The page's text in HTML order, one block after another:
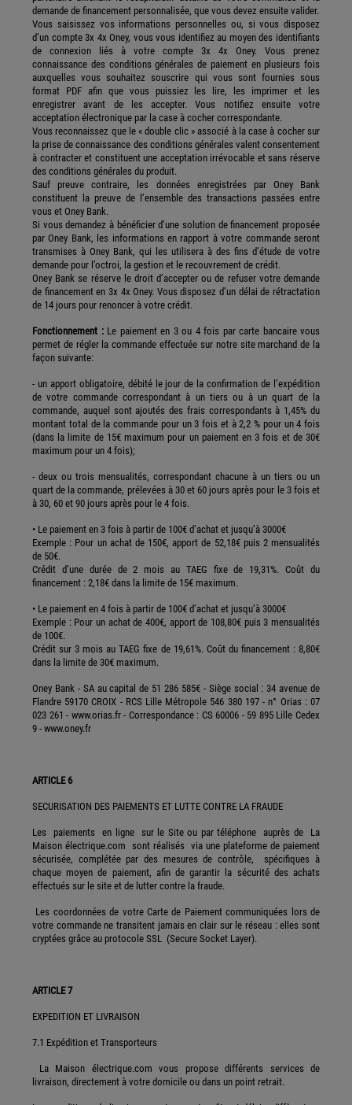
demande de financement personnalisée, que vous devez ensuite valider.
Vous saisissez vos informations personnelles ou, si vous disposez
d’un compte 3x 4x Oney, vous vous identifiez au moyen des identifiants
de connexion liés à votre compte 3x 4x Oney. Vous prenez
connaissance des conditions générales de paiement en plusieurs fois
auxquelles vous souhaitez souscrire qui vous sont fournies sous
format PDF afin que vous puissiez les lire, les imprimer et les
enregistrer avant de les accepter. Vous notifiez ensuite votre
acceptation électronique par la case à cocher correspondante.
Vous reconnaissez que le « double clic » associé à la case à cocher sur
la prise de connaissance des conditions générales valent consentement
à contracter et constituent une acceptation irrévocable et sans réserve
des conditions générales du produit.
Sauf preuve contraire, les données enregistrées par Oney Bank
constituent la preuve de l’ensemble des transactions passées entre
vous et Oney Bank.
Si vous demandez à bénéficier d’une solution de financement proposée
par Oney Bank, les informations en rapport à votre commande seront
transmises à Oney Bank, qui les utilisera à des fins d’étude de votre
demande pour l’octroi, la gestion et le recouvrement de crédit.
Oney Bank se réserve le droit d’accepter ou de refuser votre demande
de financement en 3x 4x Oney. Vous disposez d’un délai de rétractation
de 14 jours pour renoncer à votre crédit.
Fonctionnement :Le paiement en 3 ou 4 fois par carte bancaire vous
permet de régler la commande effectuée sur notre site marchand de la
façon suivante:
- un apport obligatoire, débité le jour de la confirmation de l’expédition
de votre commande correspondant à un tiers ou à un quart de la
commande, auquel sont ajoutés des frais correspondants à 1,45% du
montant total de la commande pour un 3 fois et à 2,2 % pour un 4 fois
(dans la limite de 15€ maximum pour un paiement en 3 fois et de 30€
maximum pour un 4 fois);
- deux ou trois mensualités, correspondant chacune à un tiers ou un
quart de la commande, prélevées à 30 et 60 jours après pour le 3 fois et
à 30, 60 et 90 jours après pour le 4 fois.
• Le paiement en 3 fois à partir de 100€ d’achat et jusqu’à 3000€
Exemple : Pour un achat de 150€, apport de 52,18€ puis 2 mensualités
de 50€.
Crédit d’une durée de 2 mois au TAEG fixe de 19,31%. Coût du
financement : 2,18€ dans la limite de 15€ maximum.
• Le paiement en 4 fois à partir de 100€ d’achat et jusqu’à 3000€
Exemple : Pour un achat de 400€, apport de 108,80€ puis 3 mensualités
de 100€.
Crédit sur 3 mois au TAEG fixe de 19,61%. Coût du financement : 8,80€
dans la limite de 30€ maximum.
Oney Bank - SA au capital de 51 286 585€ - Siège social : 34 avenue de
Flandre 59170 CROIX - RCS Lille Métropole 546 380 197 - n° Orias : 07
023 261 - www.orias.fr - Correspondance : CS 60006 - 59 895 Lille Cedex
9 - www.oney.fr
ARTICLE 6
SECURISATION DES PAIEMENTS ET LUTTE CONTRE LA FRAUDE
Les paiements en ligne sur le Site ou par téléphone auprès de La
Maison électrique.com sont réalisés via une plateforme de paiement
sécurisée, complétée par des mesures de contrôle, spécifiques à
chaque moyen de paiement, afin de garantir la sécurité des achats
effectués sur le site et de lutter contre la fraude.
Les coordonnées de votre Carte de Paiement communiquées lors de
votre commande ne transitent jamais en clair sur le réseau : elles sont
cryptées grâce au protocole SSL (Secure Socket Layer).
ARTICLE 7
EXPEDITION ET LIVRAISON
7.1 Expédition et Transporteurs
La Maison électrique.com vous propose différents services de
livraison, directement à votre domicile ou dans un point retrait.